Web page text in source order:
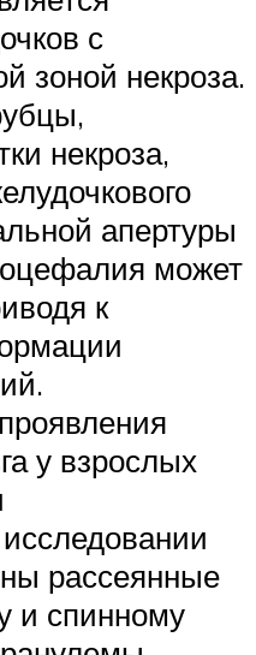
с
зоной некроза.
некроза,
апертуры
может
к
у взрослых
рассеянные
и спинному